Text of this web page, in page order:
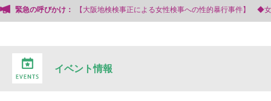
緊急の呼びかけ：
地検検事正による女性検事への性的暴行事件】 ◆女性検事を支援する会事務局
イベント情報